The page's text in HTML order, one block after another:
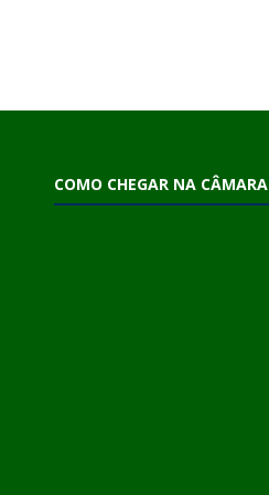
COMO CHEGAR NA CÂMARA